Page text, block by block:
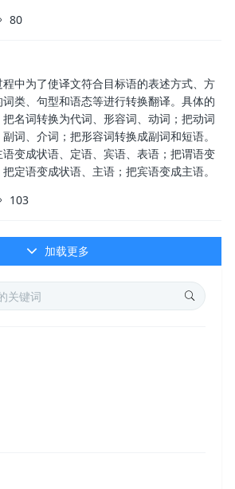
80
中为了使译文符合目标语的表述方式、方
类、句型和语态等进行转换翻译。具体的
名词转换为代词、形容词、动词；把动词
词、介词；把形容词转换成副词和短语。
变成状语、定语、宾语、表语；把谓语变
定语变成状语、主语；把宾语变成主语。
103
加载更多